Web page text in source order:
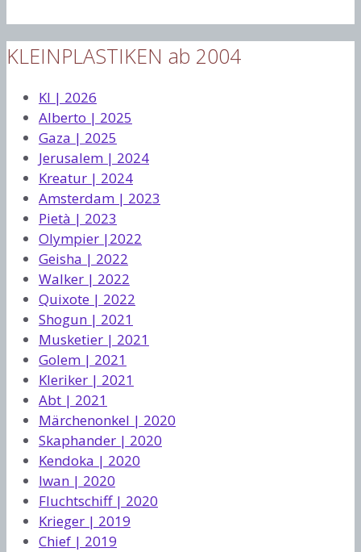
KLEINPLASTIKEN ab 2004
KI | 2026
Alberto | 2025
Gaza | 2025
Jerusalem | 2024
Kreatur | 2024
Amsterdam | 2023
Pietà | 2023
Olympier |2022
Geisha | 2022
Walker | 2022
Quixote | 2022
Shogun | 2021
Musketier | 2021
Golem | 2021
Kleriker | 2021
Abt | 2021
Märchenonkel | 2020
Skaphander | 2020
Kendoka | 2020
Iwan | 2020
Fluchtschiff | 2020
Krieger | 2019
Chief | 2019